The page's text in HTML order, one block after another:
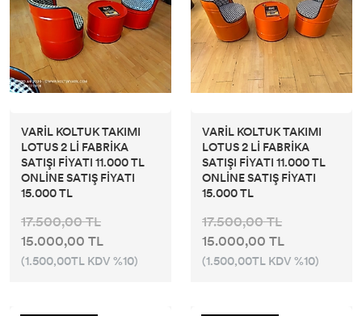
VARİL KOLTUK TAKIMI
LOTUS 2 Lİ FABRİKA
SATIŞI FİYATI 11.000 TL
ONLİNE SATIŞ FİYATI
15.000 TL
17.500,00 TL
15.000,00 TL
(1.500,00TL KDV %10)
VARİL KOLTUK TAKIMI
LOTUS 2 Lİ FABRİKA
SATIŞI FİYATI 11.000 TL
ONLİNE SATIŞ FİYATI
15.000 TL
17.500,00 TL
15.000,00 TL
(1.500,00TL KDV %10)